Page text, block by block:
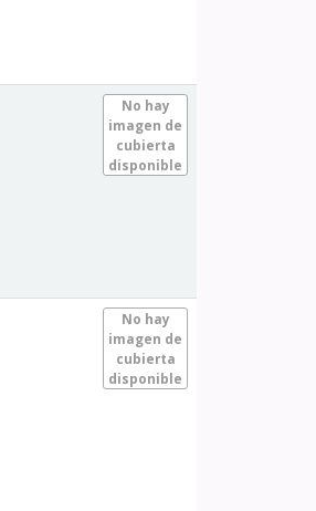
No hay
imagen de
cubierta
disponible
No hay
imagen de
cubierta
disponible